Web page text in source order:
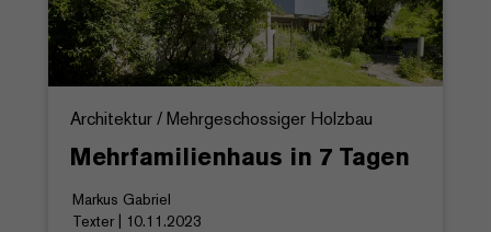
Architektur / Mehrgeschossiger Holzbau
Mehrfamilienhaus in 7 Tagen
Markus Gabriel
Texter | 10.11.2023